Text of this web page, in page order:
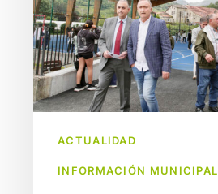
Cubierta
ACTUALIDAD
INFORMACIÓN MUNICIPAL